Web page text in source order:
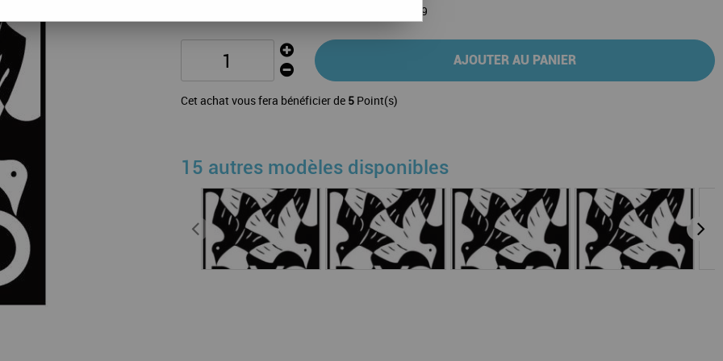
Feuilles Regular DDR Zone Soviétique 1945-1949
AJOUTER AU PANIER
Cet achat vous fera bénéficier de 5 Point(s)
15 autres modèles disponibles